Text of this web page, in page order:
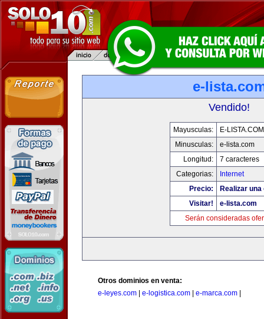
e-
Vendido!
Mayusculas:
E-LISTA.COM
Minusculas:
e-lista.com
Longitud:
7 caracteres
Categorias:
Internet
Precio:
Realizar
Visitar!
e-lista.com
Serán consideradas
Otros dominios en venta:
e-leyes.com
e-logistica.com e-marca.com